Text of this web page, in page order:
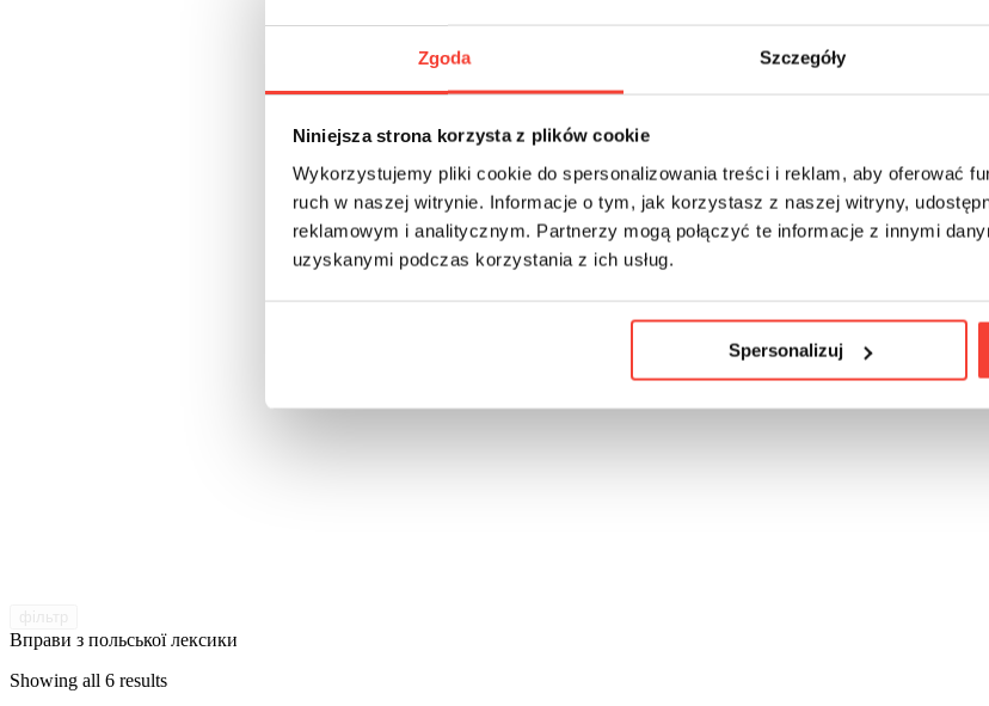
Zgoda Szczegóły
Niniejsza strona korzysta z plików cookie
Wykorzystujemy pliki cookie do spersonalizowania treści i reklam, aby oferować
ruch w naszej witrynie. Informacje o tym, jak korzystasz z naszej witryny,
reklamowym i analitycznym. Partnerzy mogą połączyć te informacje z innymi
uzyskanymi podczas korzystania z ich usług.
Spersonalizuj
Вправи з польської лексики
Showing all 6 results